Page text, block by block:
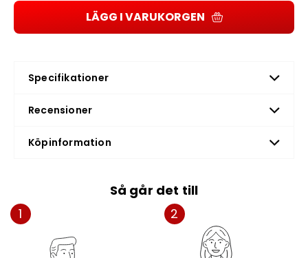
LÄGG I VARUKORGEN
Specifikationer
Recensioner
Köpinformation
Så går det till
1
2